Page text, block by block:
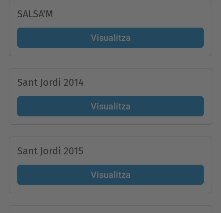
SALSA'M
Visualitza
Sant Jordi 2014
Visualitza
Sant Jordi 2015
Visualitza